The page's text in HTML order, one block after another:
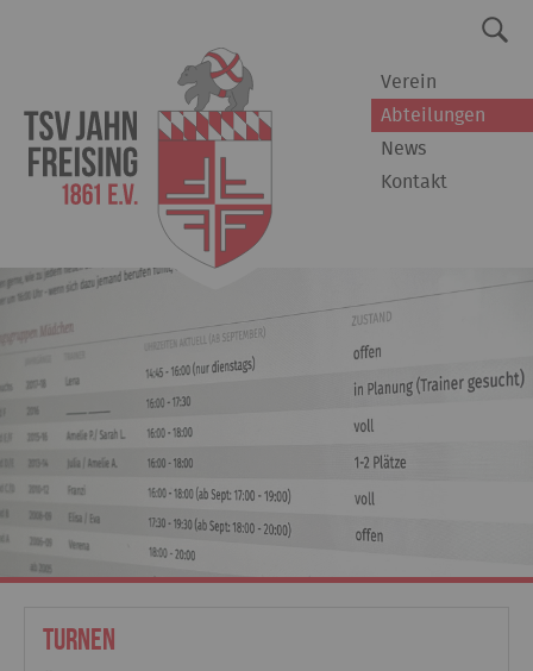
Verein
Abteilungen
News
Kontakt
Turnen